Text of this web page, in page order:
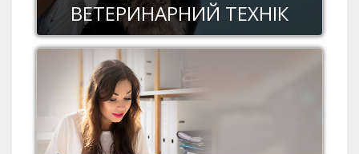
ВЕТЕРИНАРНИЙ ТЕХНІК